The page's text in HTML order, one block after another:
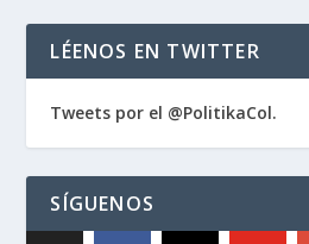
LÉENOS EN TWITTER
Tweets por el @PolitikaCol.
SÍGUENOS